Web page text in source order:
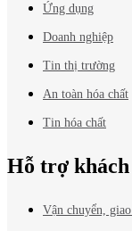
Ứng dụng
Doanh nghiệp
Tin thị trường
An toàn hóa chất
Tin hóa chất
Hỗ trợ khách
Vận chuyển,